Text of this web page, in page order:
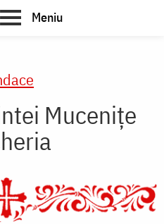
Meniu
Muceniţe